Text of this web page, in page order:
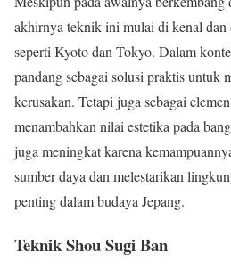
akhirnya teknik ini mulai di kenal dan
seperti Kyoto dan Tokyo. Dalam
pandang sebagai solusi praktis untuk
kerusakan. Tetapi juga sebagai
menambahkan nilai estetika pada
juga meningkat karena
sumber daya dan melestarikan
penting dalam budaya Jepang.
Teknik Shou Sugi Ban